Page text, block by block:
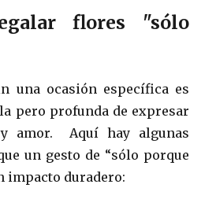
flores "sólo
una ocasión específica es
pero profunda de expresar
amor. Aquí hay algunas
un gesto de “sólo porque
impacto duradero: